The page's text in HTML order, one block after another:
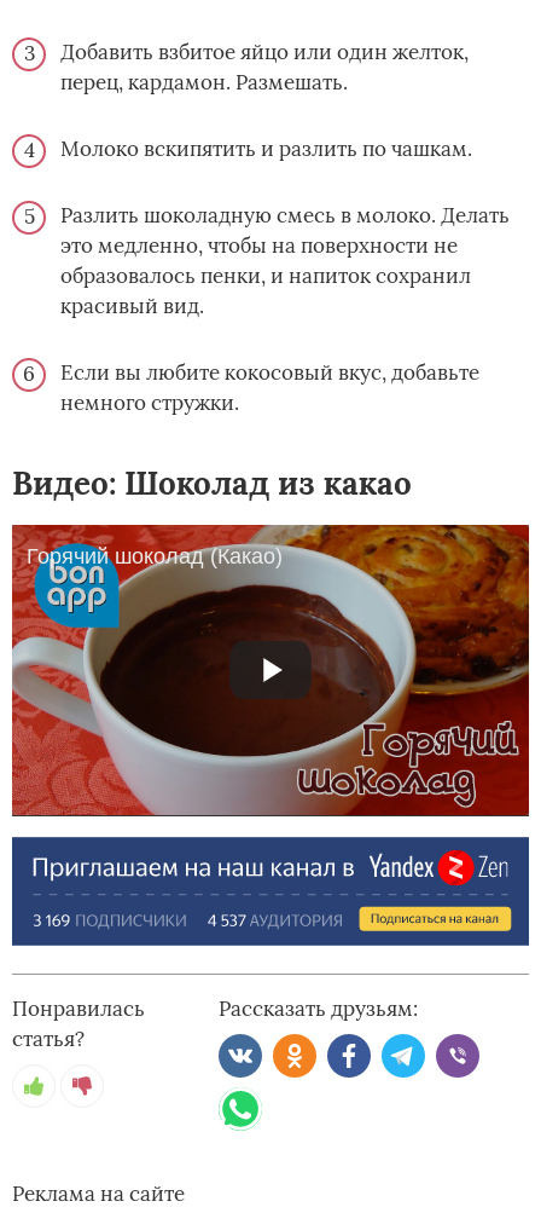
Добавить взбитое яйцо или один желток,
перец, кардамон. Размешать.
Молоко вскипятить и разлить по чашкам.
Разлить шоколадную смесь в молоко. Делать
это медленно, чтобы на поверхности не
образовалось пенки, и напиток сохранил
красивый вид.
Если вы любите кокосовый вкус, добавьте
немного стружки.
Видео: Шоколад из какао
Горячий шоколад (Какао)
Понравилась
статья?
Рассказать друзьям:
Реклама на сайте